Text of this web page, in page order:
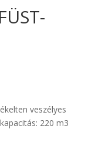
veszélyes
220 m3